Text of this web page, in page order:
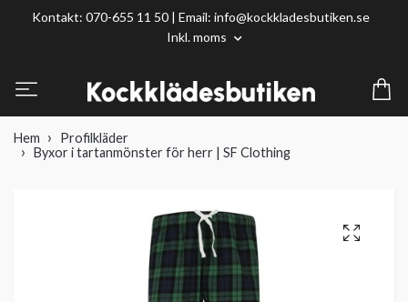
Kontakt: 070-655 11 50 | Email: info@kockkladesbutiken.se
Inkl. moms
Hem
Profilkläder
Byxor i tartanmönster för herr | SF Clothing